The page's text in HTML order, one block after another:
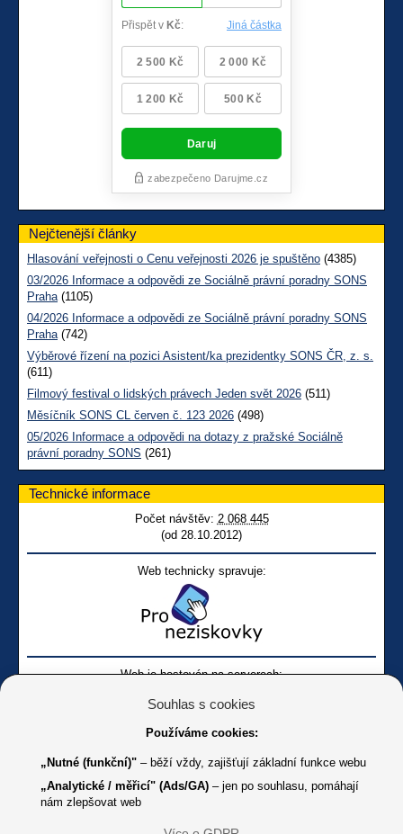
Nejčtenější články
Hlasování veřejnosti o Cenu veřejnosti 2026 je spuštěno (4385)
03/2026 Informace a odpovědi ze Sociálně právní poradny SONS
Praha(1105)
04/2026 Informace a odpovědi ze Sociálně právní poradny SONS
Praha(742)
Výběrové řízení na pozici Asistent/ka prezidentky SONS ČR, z. s.
(611)
Filmový festival o lidských právech Jeden svět 2026 (511)
Měsíčník SONS CL červen č. 123 2026 (498)
05/2026 Informace a odpovědi na dotazy z pražské Sociálně
právní poradny SONS (261)
Technické informace
Počet návštěv: 2 068 445
(od 28.10.2012)
Web technicky spravuje:
Web je hostován na serverech:
Souhlas s cookies
Používáme cookies:
„Nutné (funkční)" – běží vždy, zajišťují základní funkce webu
„Analytické / měřicí" (Ads/GA) – jen po souhlasu, pomáhají
nám zlepšovat web